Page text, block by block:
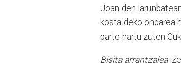
Joan den
kostaldeko ondarea
parte hartu zuten
Bisita arrantzalea